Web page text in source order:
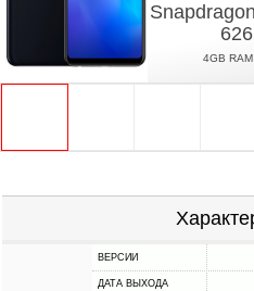
Snapdragon
626
4GB RAM
ВЕРСИИ
ДАТА ВЫХОДА